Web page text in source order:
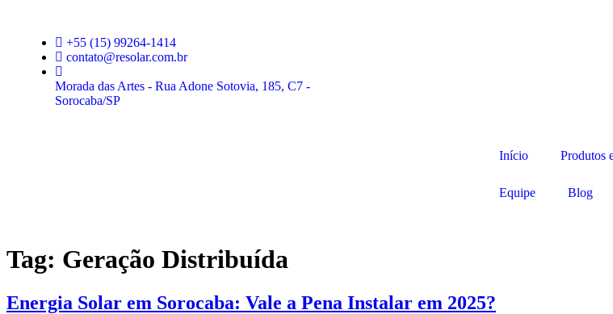
+55 (15) 99264-1414
contato@resolar.com.br​
Morada das Artes - Rua Adone Sotovia, 185, C7 -
Sorocaba/SP​
Início Produtos
Equipe Blog
Tag: Geração Distribuída
Energia Solar em Sorocaba: Vale a Pena Instalar em 2025?